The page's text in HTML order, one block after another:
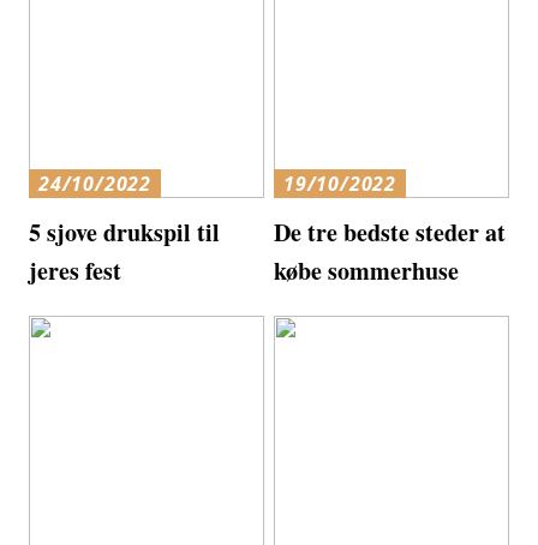
24/10/2022
5 sjove drukspil til
jeres fest
19/10/2022
De tre bedste steder at
købe sommerhuse